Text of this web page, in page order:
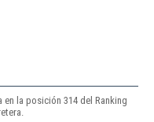
la posición 314 del Ranking